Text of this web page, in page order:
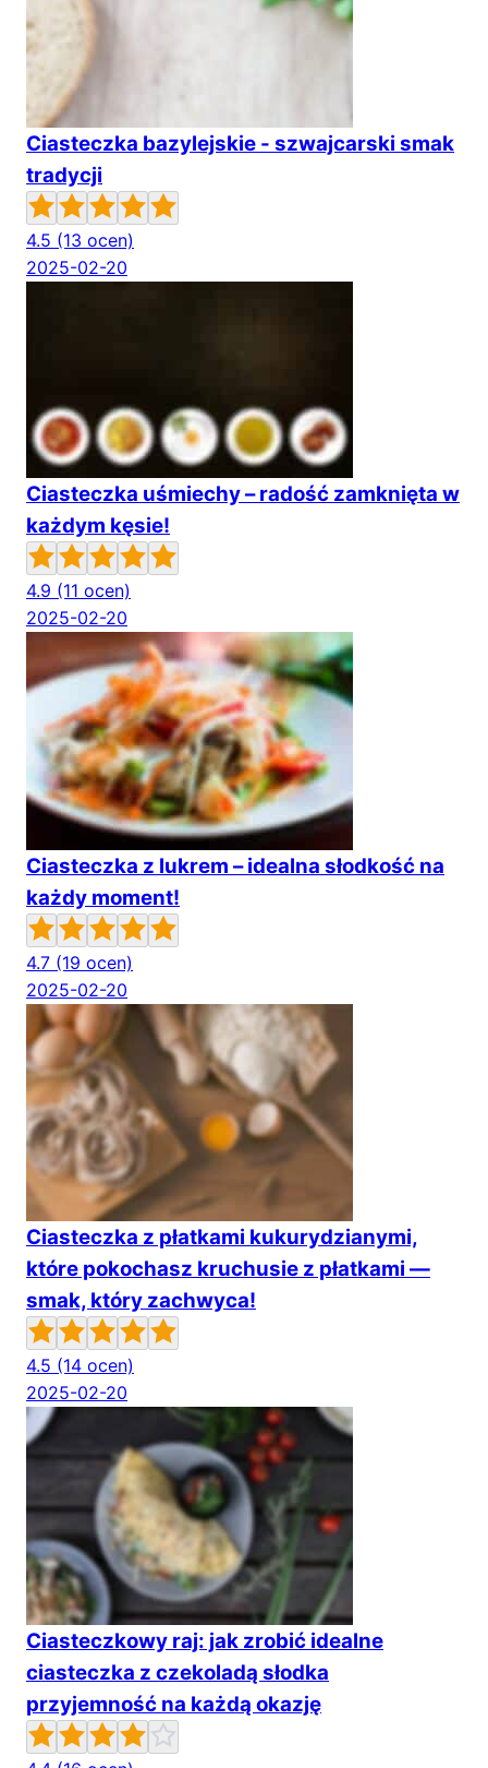
Ciasteczka bazylejskie - szwajcarski smak
tradycji
4.5 (13 ocen)
2025-02-20
Ciasteczka uśmiechy – radość zamknięta w
każdym kęsie!
4.9 (11 ocen)
2025-02-20
Ciasteczka z lukrem – idealna słodkość na
każdy moment!
4.7 (19 ocen)
2025-02-20
Ciasteczka z płatkami kukurydzianymi,
które pokochasz kruchusie z płatkami —
smak, który zachwyca!
4.5 (14 ocen)
2025-02-20
Ciasteczkowy raj: jak zrobić idealne
ciasteczka z czekoladą słodka
przyjemność na każdą okazję